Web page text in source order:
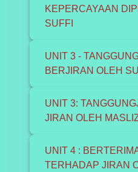
KEPERCAYAAN
SUFFI
UNIT 3 -
BERJIRAN OLEH
UNIT 3:
JIRAN OLEH
UNIT 4 :
TERHADAP JIRAN